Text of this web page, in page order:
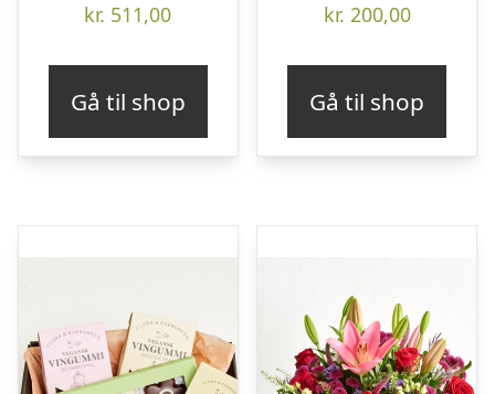
kr. 511,00
Gå til shop
kr. 200,00
Gå til shop